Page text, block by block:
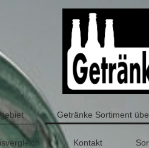
Getränke Sortiment
Kontakt